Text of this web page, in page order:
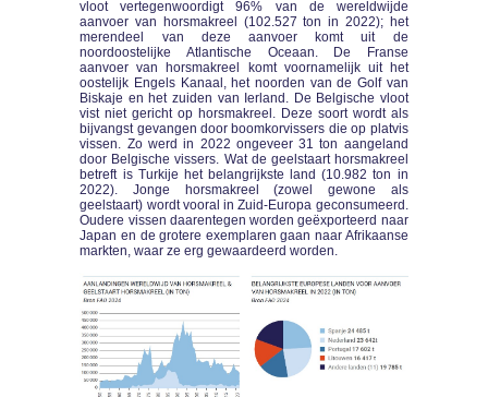
vloot vertegenwoordigt 96% van de wereldwijde
aanvoer van horsmakreel (102.527 ton in 2022); het
merendeel van deze aanvoer komt uit de
noordoostelijke Atlantische Oceaan. De Franse
aanvoer van horsmakreel komt voornamelijk uit het
oostelijk Engels Kanaal, het noorden van de Golf van
Biskaje en het zuiden van Ierland. De Belgische vloot
vist niet gericht op horsmakreel. Deze soort wordt als
bijvangst gevangen door boomkorvissers die op platvis
vissen. Zo werd in 2022 ongeveer 31 ton aangeland
door Belgische vissers. Wat de geelstaart horsmakreel
betreft is Turkije het belangrijkste land (10.982 ton in
2022). Jonge horsmakreel (zowel gewone als
geelstaart) wordt vooral in Zuid-Europa geconsumeerd.
Oudere vissen daarentegen worden geëxporteerd naar
Japan en de grotere exemplaren gaan naar Afrikaanse
markten, waar ze erg gewaardeerd worden.